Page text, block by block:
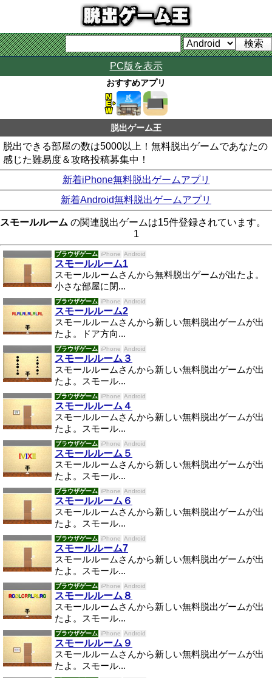
PC版を表示
おすすめアプリ
脱出ゲーム王
脱出できる部屋の数は5000以上！無料脱出ゲームであなたの
感じた難易度＆攻略投稿募集中！
新着iPhone無料脱出ゲームアプリ
新着Android無料脱出ゲームアプリ
スモールルーム の関連脱出ゲームは15件登録されています。
1
ブラウザゲーム iPhone Android
スモールルーム1
スモールルームさんから無料脱出ゲームが出たよ。
小さな部屋に閉...
ブラウザゲーム iPhone Android
スモールルーム2
スモールルームさんから新しい無料脱出ゲームが出
たよ。ドア方向...
ブラウザゲーム iPhone Android
スモールルーム３
スモールルームさんから新しい無料脱出ゲームが出
たよ。スモール...
ブラウザゲーム iPhone Android
スモールルーム４
スモールルームさんから新しい無料脱出ゲームが出
たよ。スモール...
ブラウザゲーム iPhone Android
スモールルーム５
スモールルームさんから新しい無料脱出ゲームが出
たよ。スモール...
ブラウザゲーム iPhone Android
スモールルーム６
スモールルームさんから新しい無料脱出ゲームが出
たよ。スモール...
ブラウザゲーム iPhone Android
スモールルーム7
スモールルームさんから新しい無料脱出ゲームが出
たよ。スモール...
ブラウザゲーム iPhone Android
スモールルーム８
スモールルームさんから新しい無料脱出ゲームが出
たよ。スモール...
ブラウザゲーム iPhone Android
スモールルーム９
スモールルームさんから新しい無料脱出ゲームが出
たよ。スモール...